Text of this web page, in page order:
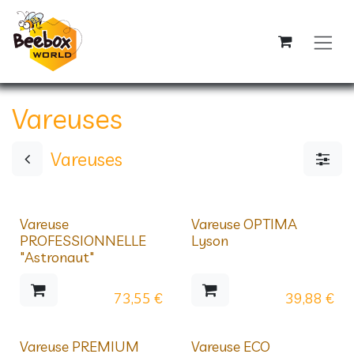
Se rendre au contenu
Vareuses
Vareuses
Vareuse
PROFESSIONNELLE
"Astronaut"
73,55 €
Vareuse OPTIMA
Lyson
39,88 €
Vareuse PREMIUM Vareuse ECO